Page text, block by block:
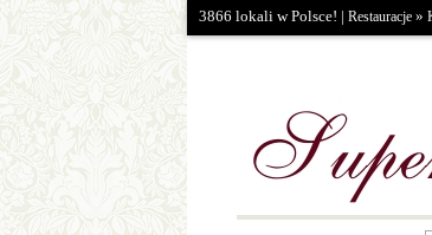
3866 lokali w Polsce! | Restauracje »